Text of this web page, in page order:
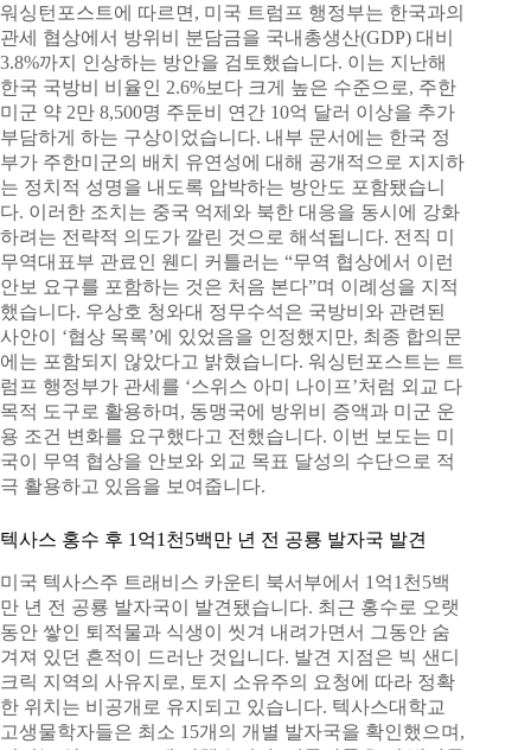
워싱턴포스트에 따르면, 미국 트럼프 행정부는 한국과의
관세 협상에서 방위비 분담금을 국내총생산(GDP) 대비
3.8%까지 인상하는 방안을 검토했습니다. 이는 지난해
한국 국방비 비율인 2.6%보다 크게 높은 수준으로, 주한
미군 약 2만 8,500명 주둔비 연간 10억 달러 이상을 추가
부담하게 하는 구상이었습니다. 내부 문서에는 한국 정
부가 주한미군의 배치 유연성에 대해 공개적으로 지지하
는 정치적 성명을 내도록 압박하는 방안도 포함됐습니
다. 이러한 조치는 중국 억제와 북한 대응을 동시에 강화
하려는 전략적 의도가 깔린 것으로 해석됩니다. 전직 미
무역대표부 관료인 웬디 커틀러는 “무역 협상에서 이런
안보 요구를 포함하는 것은 처음 본다”며 이례성을 지적
했습니다. 우상호 청와대 정무수석은 국방비와 관련된
사안이 ‘협상 목록’에 있었음을 인정했지만, 최종 합의문
에는 포함되지 않았다고 밝혔습니다. 워싱턴포스트는 트
럼프 행정부가 관세를 ‘스위스 아미 나이프’처럼 외교 다
목적 도구로 활용하며, 동맹국에 방위비 증액과 미군 운
용 조건 변화를 요구했다고 전했습니다. 이번 보도는 미
국이 무역 협상을 안보와 외교 목표 달성의 수단으로 적
극 활용하고 있음을 보여줍니다.
텍사스 홍수 후 1억1천5백만 년 전 공룡 발자국 발견
미국 텍사스주 트래비스 카운티 북서부에서 1억1천5백
만 년 전 공룡 발자국이 발견됐습니다. 최근 홍수로 오랫
동안 쌓인 퇴적물과 식생이 씻겨 내려가면서 그동안 숨
겨져 있던 흔적이 드러난 것입니다. 발견 지점은 빅 샌디
크릭 지역의 사유지로, 토지 소유주의 요청에 따라 정확
한 위치는 비공개로 유지되고 있습니다. 텍사스대학교
고생물학자들은 최소 15개의 개별 발자국을 확인했으며,